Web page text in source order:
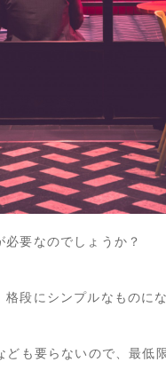
要なのでしょうか？
段にシンプルなものにな
も要らないので、最低